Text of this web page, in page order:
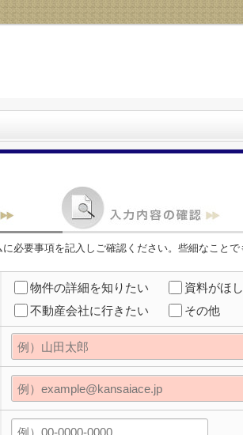
に必要事項を記入しご確認ください。些細なこと
物件の詳細を知りたい 資料がほ
不動産会社に行きたい
その他